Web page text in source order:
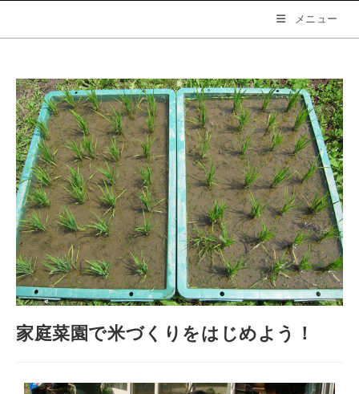
メニュー
家庭菜園で米づくりをはじめよう！